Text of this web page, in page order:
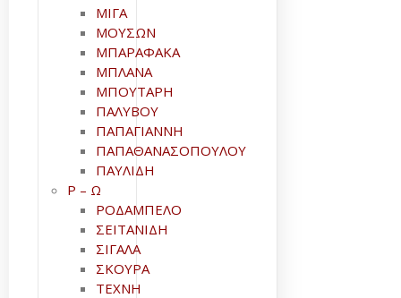
ΜΙΓΑ
ΜΟΥΣΩΝ
ΜΠΑΡΑΦΑΚΑ
ΜΠΛΑΝΑ
ΜΠΟΥΤΑΡΗ
ΠΑΛΥΒΟΥ
ΠΑΠΑΓΙΑΝΝΗ
ΠΑΠΑΘΑΝΑΣΟΠΟΥΛΟΥ
ΠΑΥΛΙΔΗ
Ρ – Ω
ΡΟΔΑΜΠΕΛΟ
ΣΕΙΤΑΝΙΔΗ
ΣΙΓΑΛΑ
ΣΚΟΥΡΑ
ΤΕΧΝΗ